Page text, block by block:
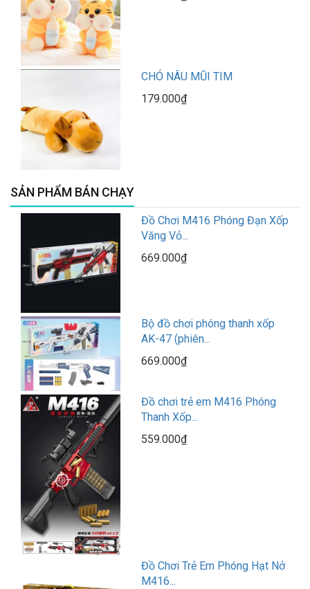
CHÓ NÂU MŨI TIM
179.000₫
SẢN PHẨM BÁN CHẠY
Đồ Chơi M416 Phóng Đạn Xốp
Văng Vỏ...
669.000₫
Bộ đồ chơi phóng thanh xốp
AK-47 (phiên...
669.000₫
Đồ chơi trẻ em M416 Phóng
Thanh Xốp...
559.000₫
Đồ Chơi Trẻ Em Phóng Hạt Nở
M416...